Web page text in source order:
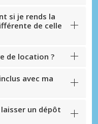
si je rends la
de celle
de location ?
avec ma
un dépôt